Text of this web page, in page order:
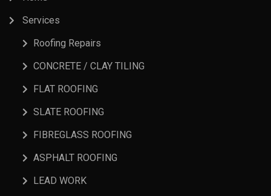
Services
Roofing Repairs
CONCRETE / CLAY TILING
FLAT ROOFING
SLATE ROOFING
FIBREGLASS ROOFING
ASPHALT ROOFING
LEAD WORK